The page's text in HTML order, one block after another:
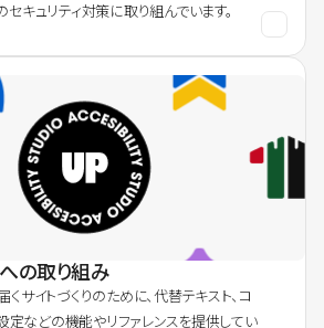
キュリティ対策に取り組んでいます。
の取り組み
サイトづくりのために、代替テキスト、コ
定などの機能やリファレンスを提供してい